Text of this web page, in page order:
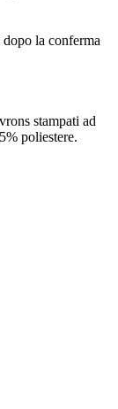
la conferma
stampati ad
poliestere.